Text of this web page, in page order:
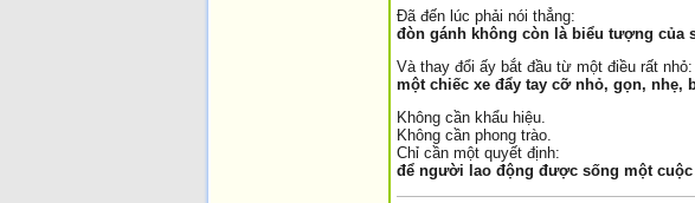
Đã đến lúc phải nói thẳng:
đòn gánh không còn là biểu tượng
Và thay đổi ấy bắt đầu từ một điều rất nhỏ:
một chiếc xe đẩy tay cỡ nhỏ, gọn, nhẹ,
Không cần khẩu hiệu.
Không cần phong trào.
Chỉ cần một quyết định:
để người lao động được sống một